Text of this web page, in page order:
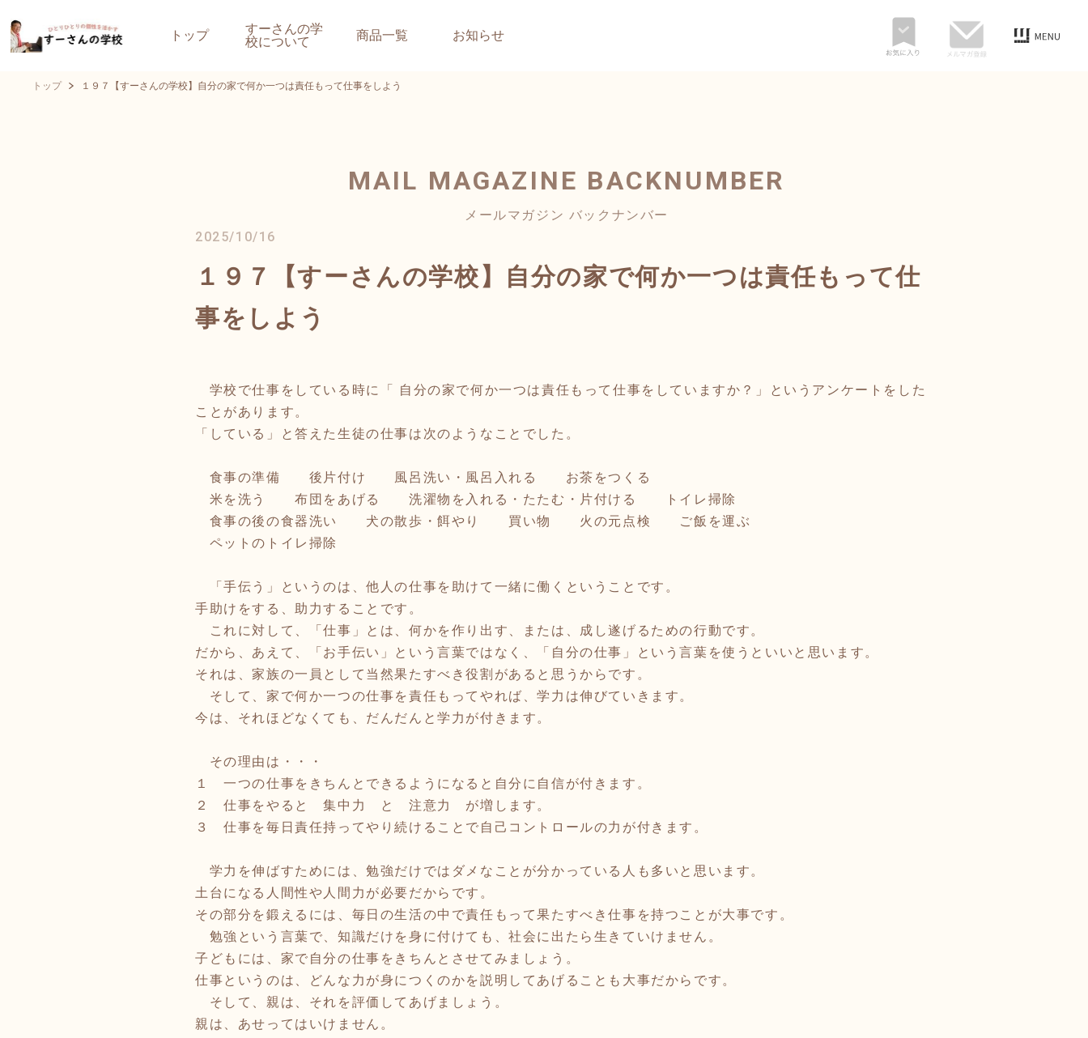
トップ
すーさんの学
校について
商品一覧 お知らせ
トップ １９７【すーさんの学校】自分の家で何か一つは責任もって仕事をしよう
MAIL MAGAZINE BACKNUMBER
メールマガジン バックナンバー
2025/10/16
１９７【すーさんの学校】自分の家で何か一つは責任もって仕
事をしよう
学校で仕事をしている時に「 自分の家で何か一つは責任もって仕事をしていますか？」というアンケートをした
ことがあります。
「している」と答えた生徒の仕事は次のようなことでした。
食事の準備 後片付け 風呂洗い・風呂入れる お茶をつくる
米を洗う 布団をあげる 洗濯物を入れる・たたむ・片付ける トイレ掃除
食事の後の食器洗い 犬の散歩・餌やり 買い物 火の元点検 ご飯を運ぶ
ペットのトイレ掃除
「手伝う」というのは、他人の仕事を助けて一緒に働くということです。
手助けをする、助力することです。
これに対して、「仕事」とは、何かを作り出す、または、成し遂げるための行動です。
だから、あえて、「お手伝い」という言葉ではなく、「自分の仕事」という言葉を使うといいと思います。
それは、家族の一員として当然果たすべき役割があると思うからです。
そして、家で何か一つの仕事を責任もってやれば、学力は伸びていきます。
今は、それほどなくても、だんだんと学力が付きます。
その理由は・・・
１ 一つの仕事をきちんとできるようになると自分に自信が付きます。
２ 仕事をやると 集中力 と 注意力 が増します。
３ 仕事を毎日責任持ってやり続けることで自己コントロールの力が付きます。
学力を伸ばすためには、勉強だけではダメなことが分かっている人も多いと思います。
土台になる人間性や人間力が必要だからです。
その部分を鍛えるには、毎日の生活の中で責任もって果たすべき仕事を持つことが大事です。
勉強という言葉で、知識だけを身に付けても、社会に出たら生きていけません。
子どもには、家で自分の仕事をきちんとさせてみましょう。
仕事というのは、どんな力が身につくのかを説明してあげることも大事だからです。
そして、親は、それを評価してあげましょう。
親は、あせってはいけません。